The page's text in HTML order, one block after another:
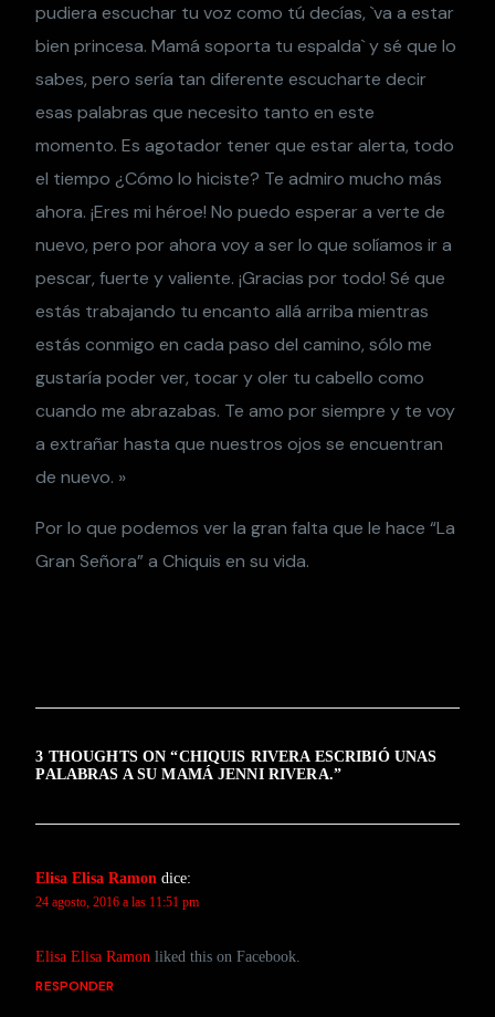
pudiera escuchar tu voz como tú decías, `va a estar
bien princesa. Mamá soporta tu espalda` y sé que lo
sabes, pero sería tan diferente escucharte decir
esas palabras que necesito tanto en este
momento. Es agotador tener que estar alerta, todo
el tiempo ¿Cómo lo hiciste? Te admiro mucho más
ahora. ¡Eres mi héroe! No puedo esperar a verte de
nuevo, pero por ahora voy a ser lo que solíamos ir a
pescar, fuerte y valiente. ¡Gracias por todo! Sé que
estás trabajando tu encanto allá arriba mientras
estás conmigo en cada paso del camino, sólo me
gustaría poder ver, tocar y oler tu cabello como
cuando me abrazabas. Te amo por siempre y te voy
a extrañar hasta que nuestros ojos se encuentran
de nuevo. »
Por lo que podemos ver la gran falta que le hace “La
Gran Señora” a Chiquis en su vida.
3 THOUGHTS ON “CHIQUIS RIVERA ESCRIBIÓ UNAS
PALABRAS A SU MAMÁ JENNI RIVERA.”
Elisa Elisa Ramon dice:
24 agosto, 2016 a las 11:51 pm
Elisa Elisa Ramon liked this on Facebook.
RESPONDER